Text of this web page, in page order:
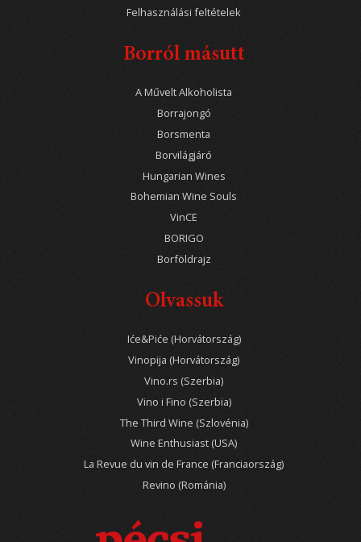
Felhasználási feltételek
Borról másutt
A Művelt Alkoholista
Borrajongó
Borsmenta
Borvilágjáró
Hungarian Wines
Bohemian Wine Souls
VinCE
BORIGO
Borföldrajz
Olvassuk
Iće&Piće (Horvátország)
Vinopija (Horvátország)
Vino.rs (Szerbia)
Vino i Fino (Szerbia)
The Third Wine (Szlovénia)
Wine Enthusiast (USA)
La Revue du vin de France (Franciaország)
Revino (Románia)